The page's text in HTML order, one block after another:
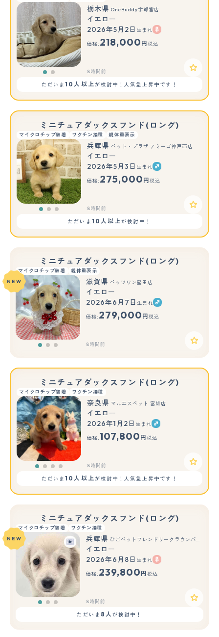
もっと見る
栃木県 OneBuddy宇都宮店
イエロー
2026年5月2日 生まれ
価格: 218,000 円 税込
8時間前
ただいま10人以上が検討中！人気急上昇中です！
ミニチュアダックスフンド(ロング)
マイクロチップ装着 ワクチン接種 親体重表示
もっと見る
兵庫県 ペット・プラザ アミーゴ神戸西店
イエロー
2026年5月3日 生まれ
価格: 275,000 円 税込
8時間前
ただいま 10人以上が検討中！
ミニチュアダックスフンド(ロング)
マイクロチップ装着 親体重表示
もっと見る
NEW 滋賀県 ペッツワン堅田店
イエロー
2026年6月7日 生まれ
価格: 279,000 円 税込
8時間前
ミニチュアダックスフンド(ロング)
マイクロチップ装着 ワクチン接種
奈良県 マルエスペット 富雄店
イエロー
2026年1月2日 生まれ
価格:107,800 円 税込
8時間前
ただいま10人以上が検討中！人気急上昇中です！
ミニチュアダックスフンド(ロング)
マイクロチップ装着 ワクチン接種
もっと見る
NEW 兵庫県 ひごペットフレンドリークラウンパーク伊丹店
イエロー
2026年6月8日 生まれ
価格: 239,800 円 税込
8時間前
ただいま 8人が検討中！